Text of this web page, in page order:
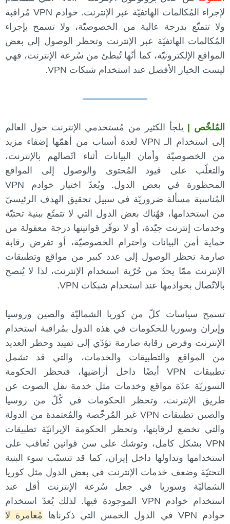
لإجراء المُكالمات الهاتفيّة عبر الإنترنت. خوادم VPN مُراقبة
ولا تتمتّع بدرجة عالية من الخصوصيّة، ولا تسمح بإجراء
المُكالمات الهاتفيّة عبر الإنترنت وتحظر الوصول إلى بعض
المواقع الإلكترونيّة، كما أنّها تُبطئ من سُرعة الإنترنت، فهي
ليست الخيار الأفضل عند استخدام شبكات VPN.
———————
المُلخّص |
يلجأ الكثير من مُستخدمي الإنترنت حول العالم
إلى استخدام الـ VPN لعدة أسباب من أهمّها إضفاء مزيد
من الخصوصيّة وأمان البيانات أثناء اتّصالهم بالإنترنت،
والتغلّب على قيود المُحتوى والوصول إلى المواقع
المحظورة في بعض الدول. ويُعدّ اختيار خوادم VPN
المُناسبة مسألة ضروريّة في سبيل تحقيق الهدف الرئيسيّ
من استخدامها، فهُناك بعض الدول التي لا تتمتّع ببنية تحتيّة
وخدمات إنترنت جيّدة، أو لا توفّر قوانينها درجة معقولة من
حماية أمن البيانات واحترام الخصوصيّة، أو تفرض رقابة
صارمة تحظر الوصول إلى عدد كبير من مواقع وتطبيقات
الإنترنت ممّا يحدّ من حُرّية استخدام الإنترنت، لذا لا يُنصح
بالاتّصال بخوادمها عند استخدام شبكات VPN.
تسمح سياسات كلّ من كوريا الشماليّة والصين وروسيا
وإيران وسوريا للحكومات في هذه الدول بمُراقبة استخدام
الإنترنت وفرض رقابة صارمة تؤدّي إلى تقييد وحظر العديد
من المواقع والتطبيقات والخدمات، والتي قد تشمل
تطبيقات VPN أيضًا داخل أراضيها، فتحظر الحكومة
السوريّة عدّة مواقع وخدمات مثل خدمة نقل الصوت عن
طريق الإنترنت، وتحظر الحكومات في كُلّ من روسيا
والصين تطبيقات VPN غير المُرخّصة والمُعتمدة من الدولة
والتي تخضع لرقابتها، وتحظر الحكومة الإيرانيّة تطبيقات
VPN بشكل كامل، وتوشك على سن قوانين تُعاقب على
استخدامها وتداولها داخل إيران، كما قد تتسبّب سوء البنية
التحتيّة وضعف خدمات الإنترنت في بعض الدول مثل كوريا
الشماليّة وسوريا في جعل سُرعة الإنترنت أقل عند
استخدام خوادم VPN الموجودة فيها. لذلك يُعدّ استخدام
خوادم VPN في الدول الخمس التي ذكرناها
مُغامرة لا